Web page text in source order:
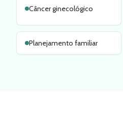
Câncer ginecológico
Planejamento familiar